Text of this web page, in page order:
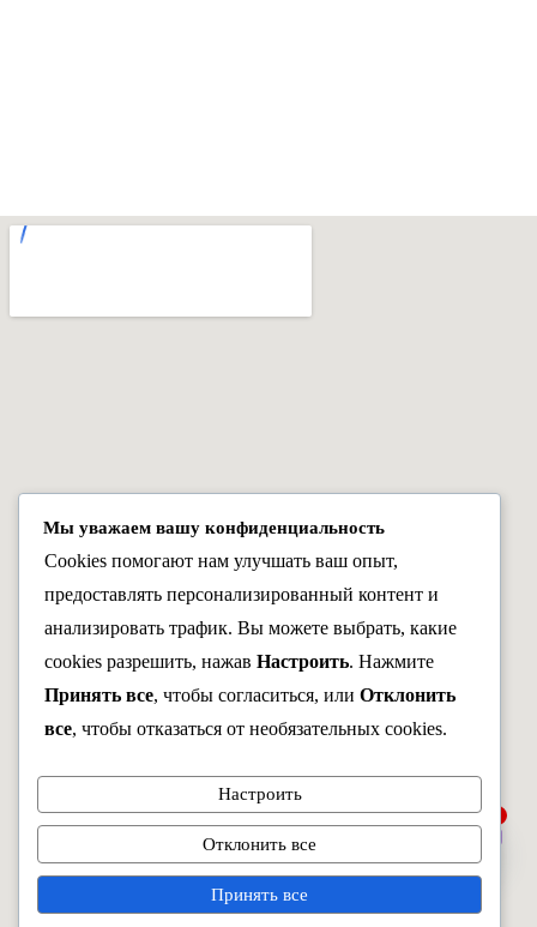
Мы уважаем вашу конфиденциальность
Cookies помогают нам улучшать ваш опыт,
предоставлять персонализированный контент и
анализировать трафик. Вы можете выбрать, какие
cookies разрешить, нажав Настроить. Нажмите
Принять все, чтобы согласиться, или Отклонить
все, чтобы отказаться от необязательных cookies.
Настроить
Отклонить все
Принять все
Спросить врача
Open